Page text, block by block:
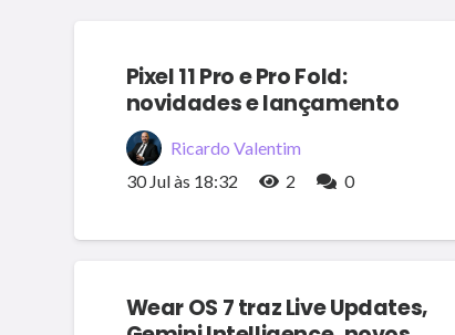
Pixel 11 Pro e Pro Fold:
novidades e lançamento
Ricardo Valentim
30 Jul às 18:32
2 0
Wear OS 7 traz Live Updates,